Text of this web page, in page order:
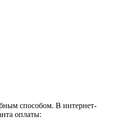
способом. В интернет-
оплаты: